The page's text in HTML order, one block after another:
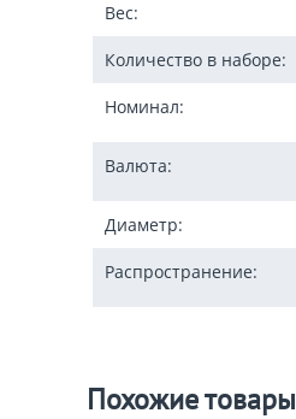
Вес:
Количество в наборе:
Номинал:
Валюта:
Диаметр:
Распространение:
Похожие товары